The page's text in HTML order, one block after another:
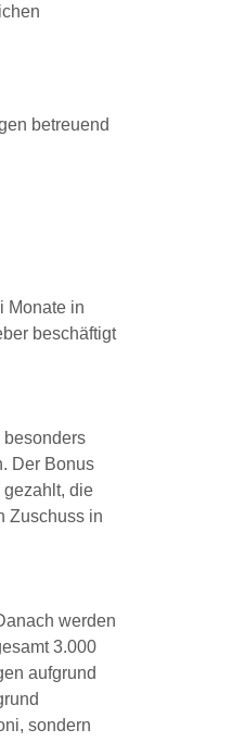
betreuend
Monate in
beschäftigt
besonders
Der Bonus
die
Zuschuss in
werden
3.000
aufgrund
sondern